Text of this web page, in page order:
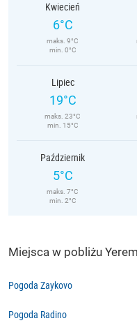
Kwiecień
6°C
maks. 9°C
min. 0°C
Lipiec
19°C
maks. 23°C
min. 15°C
Październik
5°C
maks. 7°C
min. 2°C
Miejsca w pobliżu
Pogoda Zaykovo
Pogoda Radino